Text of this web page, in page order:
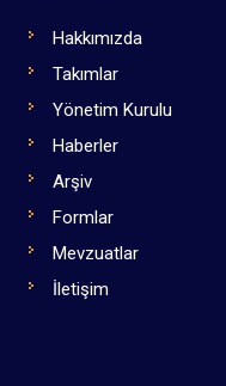
Hakkımızda
Takımlar
Yönetim Kurulu
Haberler
Arşiv
Formlar
Mevzuatlar
İletişim